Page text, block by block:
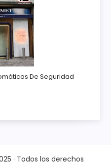
De Seguridad
· Todos los derechos